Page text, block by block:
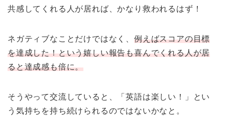
共感してくれる人が居れば、かなり救われるはず！
ネガティブなことだけではなく、例えばスコアの目標
を達成した！という嬉しい報告も喜んでくれる人が居
ると達成感も倍に。
そうやって交流していると、「英語は楽しい！」とい
う気持ちを持ち続けられるのではないかなと。